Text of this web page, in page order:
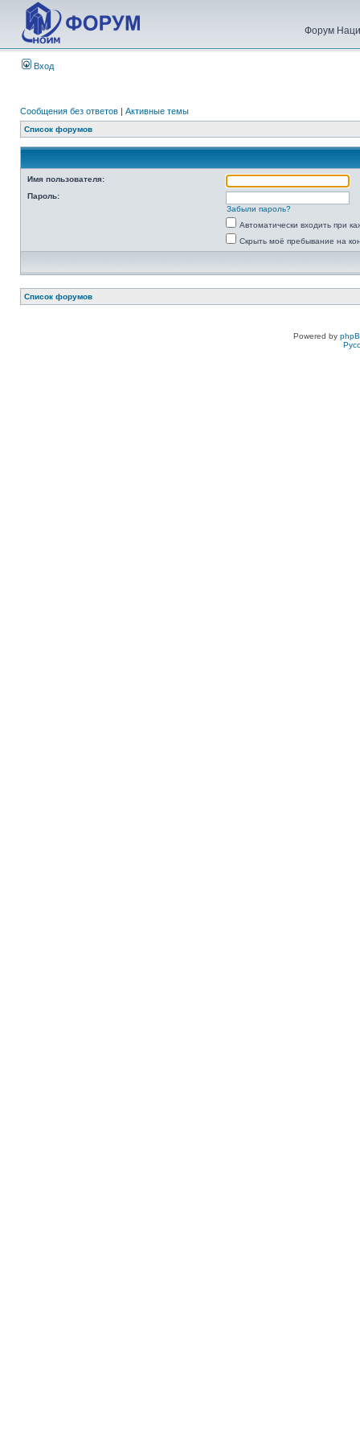
Форум
Вход
Сообщения без ответов | Активные темы
Список форумов
Имя пользователя:
Пароль:
Забыли пароль?
Автоматически входить при
Скрыть моё пребывание на
Список форумов
Powered by